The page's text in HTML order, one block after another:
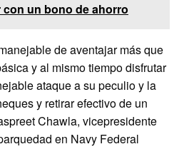
con un bono de ahorro
de aventajar más que
y al mismo tiempo disfrutar
ataque a su peculio y la
y retirar efectivo de un
Chawla, vicepresidente
en Navy Federal